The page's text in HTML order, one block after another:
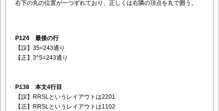
右下の丸の位置が一つずれており、 正しくは右隣の頂点を丸で囲う。
P124 最後の行
【誤】35=243通り
【正】3^5=243通り
P138 本文4行目
【誤】RRSLというレイアウトは2201
【正】RRSLというレイアウトは1102